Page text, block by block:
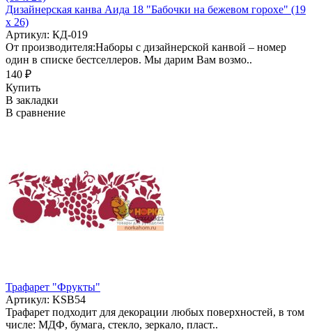
Дизайнерская канва Аида 18 "Бабочки на бежевом горохе" (19
х 26)
Артикул: КД-019
От производителя:Наборы с дизайнерской канвой – номер
один в списке бестселлеров. Мы дарим Вам возмо..
140 ₽
Купить
В закладки
В сравнение
Трафарет "Фрукты"
Артикул: KSB54
Трафарет подходит для декорации любых поверхностей, в том
числе: МДФ, бумага, стекло, зеркало, пласт..